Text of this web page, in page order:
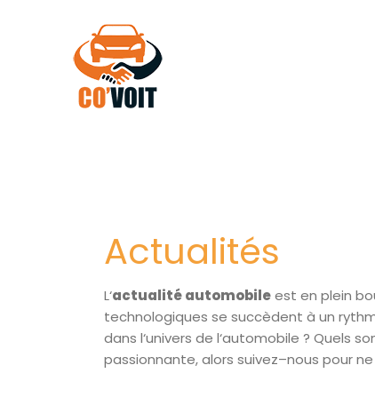
Actualités
L‘actualité automobileest en plein
technologiques se succèdent à un
dans l‘univers de l‘automobile ? Quels
passionnante, alors suivez–nous pour